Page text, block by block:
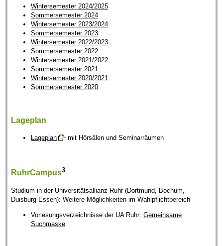
Wintersemester 2024/2025
Sommersemester 2024
Wintersemester 2023/2024
Sommersemester 2023
Wintersemester 2022/2023
Sommersemester 2022
Wintersemester 2021/2022
Sommersemester 2021
Wintersemester 2020/2021
Sommersemester 2020
Lageplan
Lageplan mit Hörsälen und Seminarräumen
RuhrCampus3
Studium in der Universitätsallianz Ruhr (Dortmund, Bochum,
Duisburg-Essen): Weitere Möglichkeiten im Wahlpflichtbereich
Vorlesungsverzeichnisse der UA Ruhr:Gemeinsame
Suchmaske